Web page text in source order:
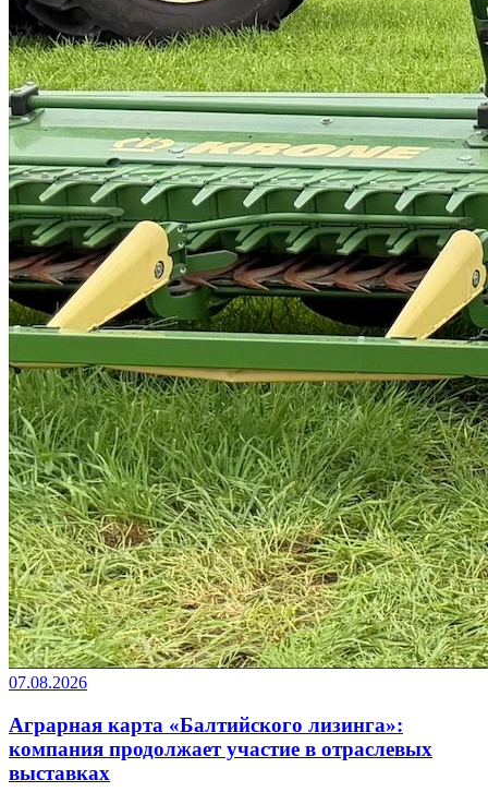
07.08.2026
Аграрная карта «Балтийского лизинга»:
компания продолжает участие в отраслевых
выставках